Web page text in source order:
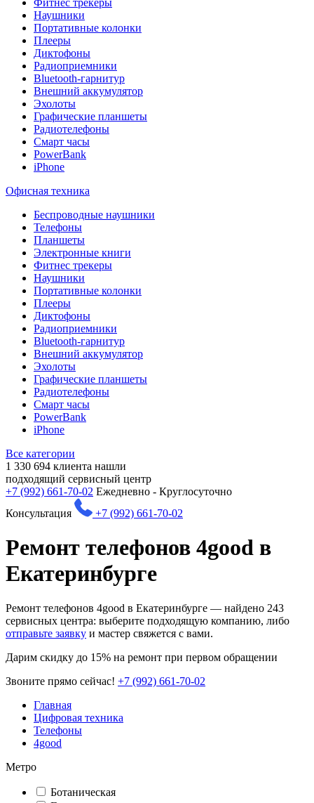
Фитнес трекеры
Наушники
Портативные колонки
Плееры
Диктофоны
Радиоприемники
Bluetooth-гарнитур
Внешний аккумулятор
Эхолоты
Графические планшеты
Радиотелефоны
Смарт часы
PowerBank
iPhone
Офисная техника
Беспроводные наушники
Телефоны
Планшеты
Электронные книги
Фитнес трекеры
Наушники
Портативные колонки
Плееры
Диктофоны
Радиоприемники
Bluetooth-гарнитур
Внешний аккумулятор
Эхолоты
Графические планшеты
Радиотелефоны
Смарт часы
PowerBank
iPhone
Все категории
1 330 694 клиента нашли
подходящий сервисный центр
+7 (992) 661-70-02 Ежедневно - Круглосуточно
Консультация
+7 (992) 661-70-02
Ремонт телефонов 4good в
Екатеринбурге
Ремонт телефонов 4good в Екатеринбурге — найдено 243
сервисных центра: выберите подходящую компанию, либо
отправьте заявку и мастер свяжется с вами.
Дарим скидку до 15% на ремонт при первом обращении
Звоните прямо сейчас! +7 (992) 661-70-02
Главная
Цифровая техника
Телефоны
4good
Метро
Ботаническая